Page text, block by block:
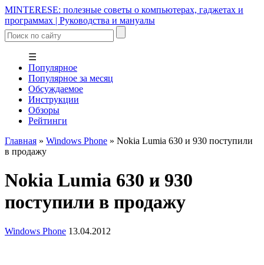
MINTERESE: полезные советы о компьютерах, гаджетах и
программах | Руководства и мануалы
☰
Популярное
Популярное за месяц
Обсуждаемое
Инструкции
Обзоры
Рейтинги
Главная » Windows Phone » Nokia Lumia 630 и 930 поступили
в продажу
Nokia Lumia 630 и 930
поступили в продажу
Windows Phone 13.04.2012